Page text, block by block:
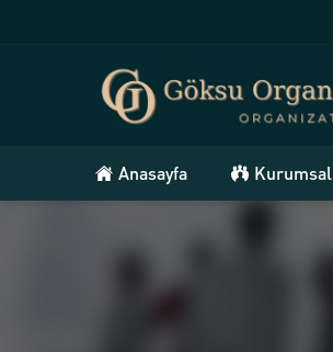
Anasayfa Kurumsal